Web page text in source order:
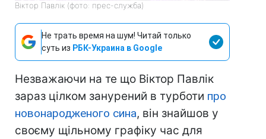
Віктор Павлік (фото: прес-служба)
Не трать время на шум! Читай только
суть из РБК-Украина в Google
Незважаючи на те що Віктор Павлік
зараз цілком занурений в турботи про
новонародженого сина, він знайшов у
своєму щільному графіку час для